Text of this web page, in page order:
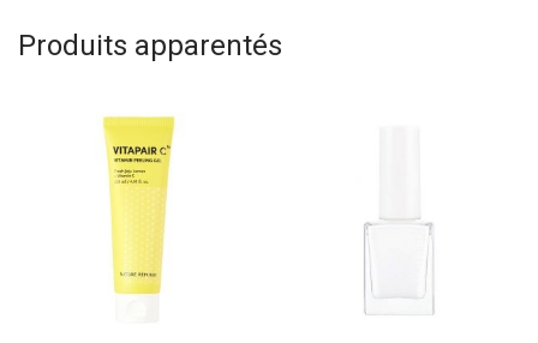
Produits apparentés